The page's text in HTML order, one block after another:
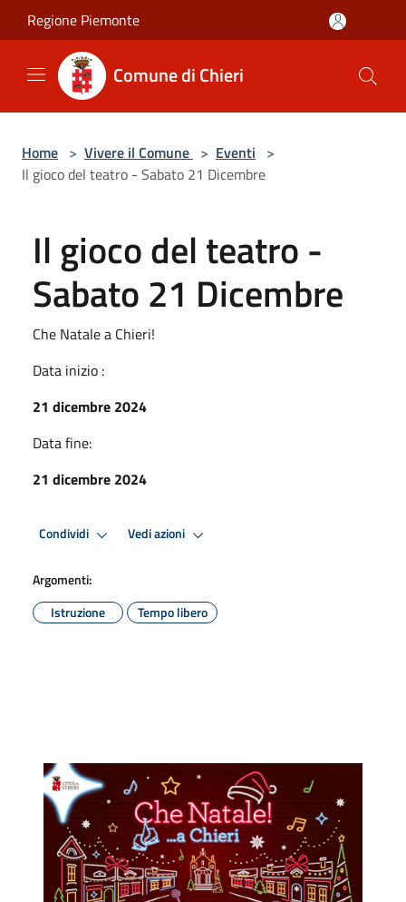
Salta al contenuto principale
Regione Piemonte
Comune di Chieri
Home > Vivere il Comune > Eventi >
Il gioco del teatro - Sabato 21 Dicembre
Il gioco del teatro -
Sabato 21 Dicembre
Che Natale a Chieri!
Data inizio :
21 dicembre 2024
Data fine:
21 dicembre 2024
Condividi Vedi azioni
Argomenti:
Istruzione
Tempo libero